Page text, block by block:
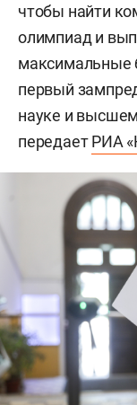
чтобы найти
олимпиад и
максимальные
первый
науке и
передаетРИА